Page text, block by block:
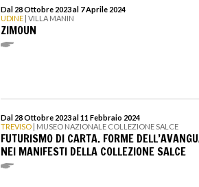
Dal 28 Ottobre 2023 al 7 Aprile 2024
UDINE | VILLA MANIN
ZIMOUN
Dal 28 Ottobre 2023 al 11 Febbraio 2024
TREVISO | MUSEO NAZIONALE COLLEZIONE SALCE
FUTURISMO DI CARTA. FORME
NEI MANIFESTI DELLA COLLEZIONE SALCE